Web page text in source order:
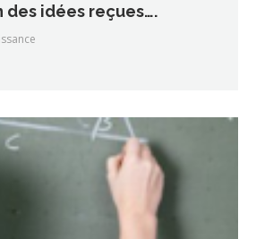
des idées reçues….